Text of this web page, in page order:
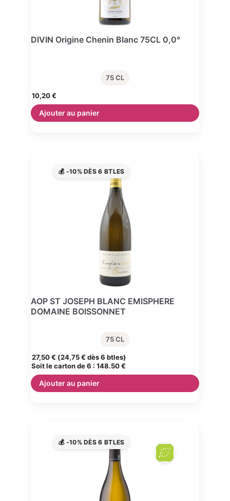
DIVIN Origine Chenin Blanc 75CL 0,0°
75 CL
10,20€
Ajouter au panier
💰 -10% DÈS 6 BTLES
AOP ST JOSEPH BLANC EMISPHERE
DOMAINE BOISSONNET
75 CL
27,50€ (24,75€ dès 6 btles)
Soit le carton de 6 : 148.50 €
Ajouter au panier
💰 -10% DÈS 6 BTLES